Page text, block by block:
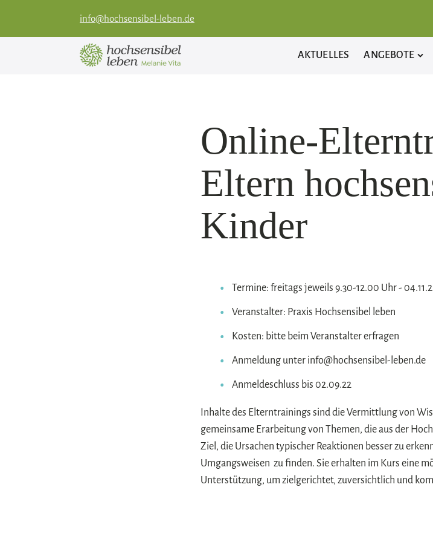
info@hochsensibel-leben.de
AKTUELLES ANGEBOTE
Online-
Eltern
Kinder
Termine: freitags jeweils 9.30-12.00 Uhr - 04.11.22
Veranstalter: Praxis Hochsensibel leben
Kosten: bitte beim Veranstalter erfragen
Anmeldung unter info@hochsensibel-leben.de
Anmeldeschluss bis 02.09.22
Inhalte des Elterntrainings sind die Vermittlung von
gemeinsame Erarbeitung von Themen, die aus der
Ziel, die Ursachen typischer Reaktionen besser zu
Umgangsweisen zu finden. Sie erhalten im Kurs eine
Unterstützung, um zielgerichtet, zuversichtlich und